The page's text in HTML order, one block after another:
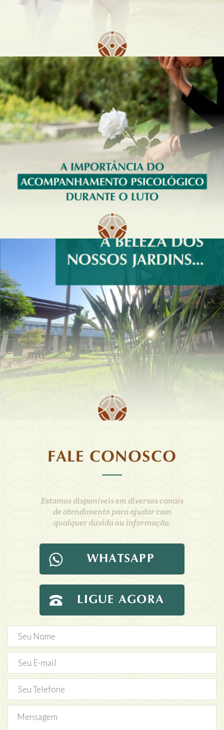
FALE CONOSCO
Estamos disponíveis em diversos canais
de atendimento para ajudar com
qualquer dúvida ou informação.
WHATSAPP
LIGUE AGORA